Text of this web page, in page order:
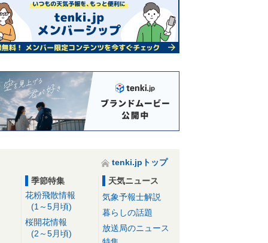
tenki.jpトップ
季節特集
花粉飛散情報
(1～5月頃)
桜開花情報
(2～5月頃)
天気ニュース
気象予報士解説
暮らしの話題
放送局のニュース